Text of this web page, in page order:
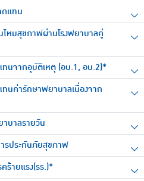
ดแทน
ไหมสุขภาพผ่านโรงพยาบาลคู่
ทนจากอุบัติเหตุ (อบ.1, อบ.2)*
นค่ารักษาพยาบาลเนื่องจาก
บาลรายวัน
รประกันภัยสุขภาพ
ร้ายแรง(รร.)*